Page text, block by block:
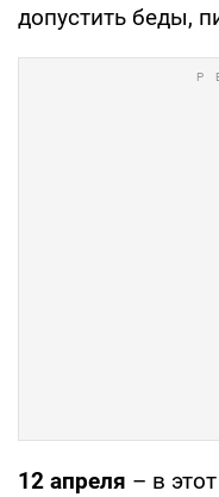
допустить беды,
12 апреля – в